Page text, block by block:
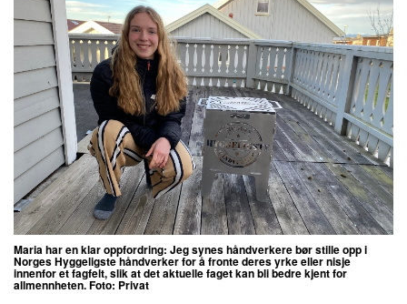
Maria har en klar oppfordring: Jeg synes håndverkere bør stille opp i
Norges Hyggeligste håndverker for å fronte deres yrke eller nisje
innenfor et fagfelt, slik at det aktuelle faget kan bli bedre kjent for
allmennheten. Foto: Privat